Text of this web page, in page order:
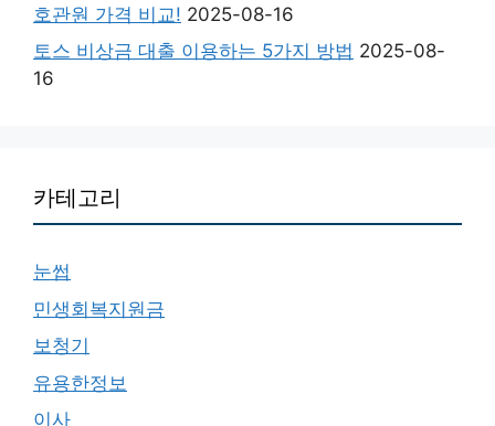
호관원 가격 비교! 2025-08-16
토스 비상금 대출 이용하는 5가지 방법 2025-08-
16
카테고리
눈썹
민생회복지원금
보청기
유용한정보
이사